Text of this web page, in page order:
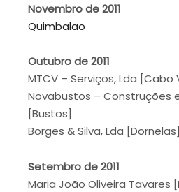
Novembro de 2011
Quimbalao
Outubro de 2011
MTCV – Serviços, Lda [Cabo
Novabustos – Construções
[Bustos]
Borges & Silva, Lda [Dornelas]
Setembro de 2011
Maria João Oliveira Tavares